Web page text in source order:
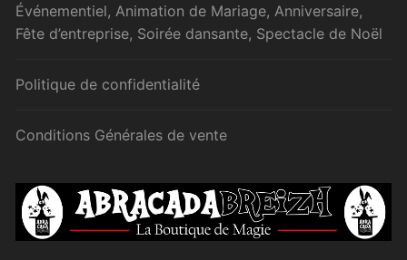
Événementiel, Animation de Mariage, Anniversaire,
Fête d’entreprise, Soirée dansante, Spectacle de Noël
Politique de confidentialité
Conditions Générales de vente